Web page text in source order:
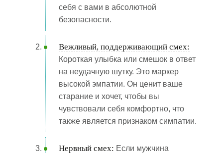
себя с вами в абсолютной
безопасности.
Вежливый, поддерживающий смех:
Короткая улыбка или смешок в ответ
на неудачную шутку. Это маркер
высокой эмпатии. Он ценит ваше
старание и хочет, чтобы вы
чувствовали себя комфортно, что
также является признаком симпатии.
Нервный смех: Если мужчина